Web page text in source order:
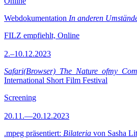
Webdokumentation In anderen
FILZ empfiehlt, Online
2.–10.12.2023
International Short Film Festival
Screening
20.11.—20.12.2023
.mpeg präsentiert: Bilateria von Sasha